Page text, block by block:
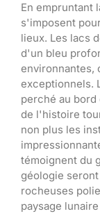
En empruntant
s'imposent
lieux. Les lacs
d'un bleu
environnantes,
exceptionnels.
perché au
de l'histoire
non plus les
témoignent du
géologie
rocheuses
paysage